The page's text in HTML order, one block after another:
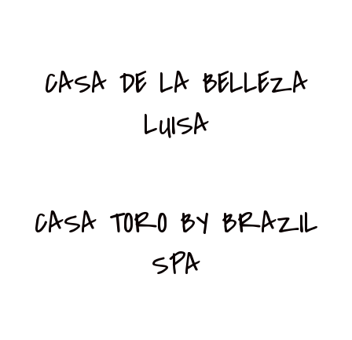
CASA DE LA BELLEZA
LUISA
CASA TORO BY BRAZIL
SPA